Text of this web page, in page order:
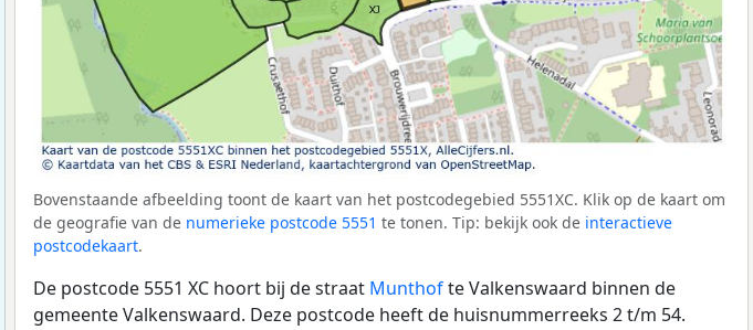
Bovenstaande afbeelding toont de kaart van het postcodegebied 5551XC. Klik op de kaart om
de geografie van de numerieke postcode 5551 te tonen. Tip: bekijk ook de interactieve
postcodekaart.
De postcode 5551 XC hoort bij de straat Munthofte Valkenswaard binnen de
gemeente Valkenswaard. Deze postcode heeft de huisnummerreeks 2 t/m 54.